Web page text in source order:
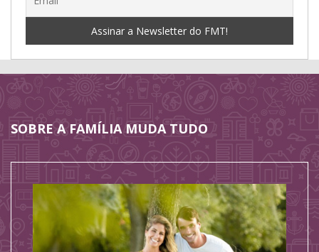
SOBRE A FAMÍLIA MUDA TUDO